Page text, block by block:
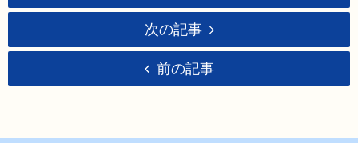
次の記事
前の記事